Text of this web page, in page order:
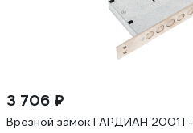
3 706 ₽
Врезной замок ГАРДИАН